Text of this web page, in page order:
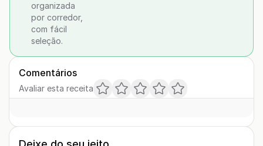
organizada
por corredor,
com fácil
seleção.
Comentários
Avaliar esta receita